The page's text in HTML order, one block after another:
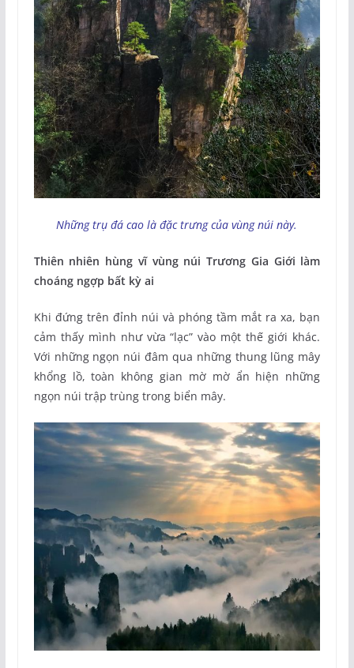
Những trụ đá cao là đặc trưng của vùng núi này.
Thiên nhiên hùng vĩ vùng núi Trương Gia Giới làm
choáng ngợp bất kỳ ai
Khi đứng trên đỉnh núi và phóng tầm mắt ra xa, bạn
cảm thấy mình như vừa “lạc” vào một thế giới khác.
Với những ngọn núi đâm qua những thung lũng mây
khổng lồ, toàn không gian mờ mờ ẩn hiện những
ngọn núi trập trùng trong biển mây.